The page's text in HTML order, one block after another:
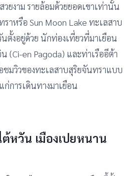
ยงาม รายล้อมด้วยยอดเขาเท่านั้น
าหรือ Sun Moon Lake ทะเลสาบ
ตั้งอยู่ด้วย นักท่องเที่ยวที่มาเยือน
(Ci-en Pagoda) และท่าเรืออีต้า
ชมวิวของทะเลสาบสุริยจันทราแบบ
ก่การเดินทางมาเยือน
ต้หวัน เมืองเปยหนาน